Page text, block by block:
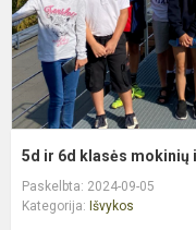
5d ir 6d klasės mokinių
Paskelbta: 2024-09-05
Kategorija: Išvykos